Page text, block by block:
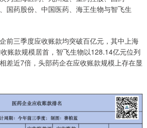
国药股份、中国医药、海王生物与智飞生
前三季度应收账款均突破百亿元，其中上海
账款规模居首，智飞生物以128.14亿元位列
差近7倍，头部药企在应收账款规模上存在显